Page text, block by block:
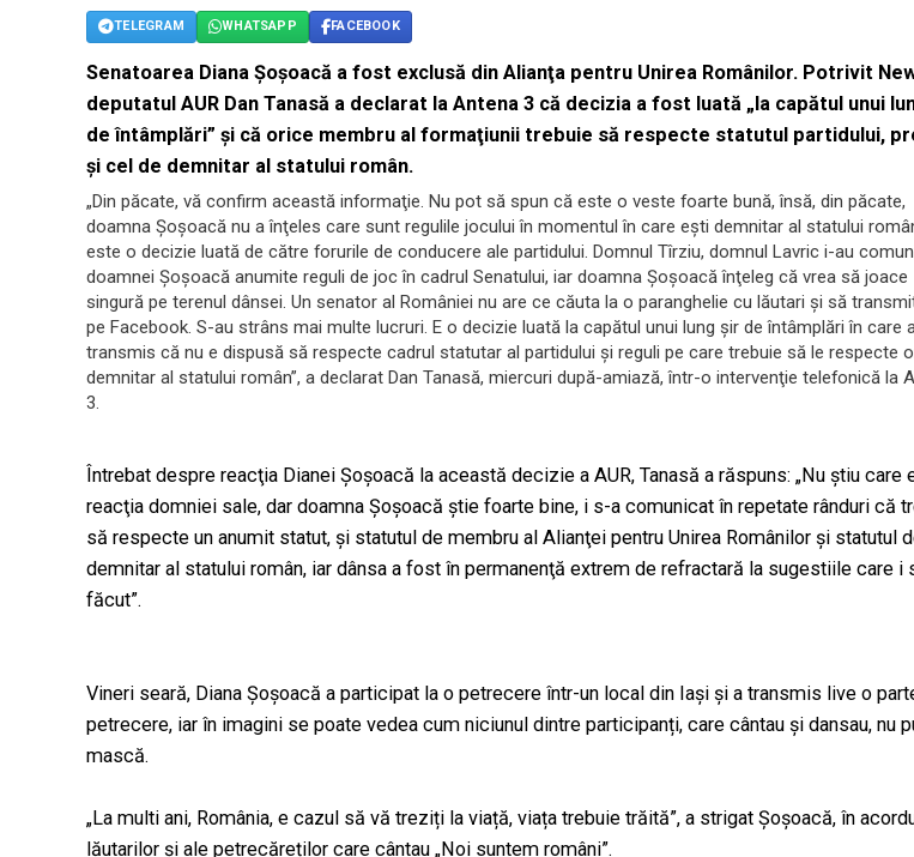
TELEGRAM WHATSAPP FACEBOOK
Senatoarea Diana Şoşoacă a fost exclusă din Alianţa pentru Unirea Românilor. Potrivit
deputatul AUR Dan Tanasă a declarat la Antena 3 că decizia a fost luată „la capătul unui
de întâmplări” şi că orice membru al formaţiunii trebuie să respecte statutul partidului,
şi cel de demnitar al statului român.
„Din păcate, vă confirm această informaţie. Nu pot să spun că este o veste foarte bună, însă, din păcate,
doamna Şoşoacă nu a înţeles care sunt regulile jocului în momentul în care eşti demnitar al statului
este o decizie luată de către forurile de conducere ale partidului. Domnul Tîrziu, domnul Lavric i-au
doamnei Şoşoacă anumite reguli de joc în cadrul Senatului, iar doamna Şoşoacă înţeleg că vrea să joace
singură pe terenul dânsei. Un senator al României nu are ce căuta la o paranghelie cu lăutari şi să
pe Facebook. S-au strâns mai multe lucruri. E o decizie luată la capătul unui lung şir de întâmplări în care a
transmis că nu e dispusă să respecte cadrul statutar al partidului şi reguli pe care trebuie să le respecte
demnitar al statului român”, a declarat Dan Tanasă, miercuri după-amiază, într-o intervenţie telefonică la
3.
Întrebat despre reacţia Dianei Şoşoacă la această decizie a AUR, Tanasă a răspuns: „Nu ştiu care
reacţia domniei sale, dar doamna Şoşoacă ştie foarte bine, i s-a comunicat în repetate rânduri că
să respecte un anumit statut, şi statutul de membru al Alianţei pentru Unirea Românilor şi statutul
demnitar al statului român, iar dânsa a fost în permanenţă extrem de refractară la sugestiile care i
făcut”.
Vineri seară, Diana Șoșoacă a participat la o petrecere într-un local din Iași și a transmis live o
petrecere, iar în imagini se poate vedea cum niciunul dintre participanți, care cântau și dansau, nu
mască.
„La multi ani, România, e cazul să vă treziți la viață, viața trebuie trăită”, a strigat Șoșoacă, în
lăutarilor și ale petrecăreților care cântau „Noi suntem români”.